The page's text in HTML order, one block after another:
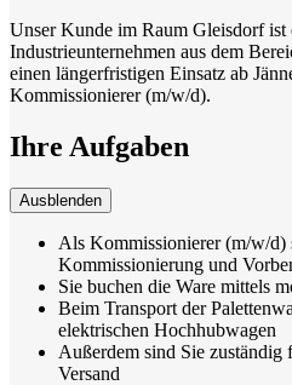
Unser Kunde im Raum Gleisdorf ist
Industrieunternehmen aus dem
einen längerfristigen Einsatz ab
Kommissionierer (m/w/d).
Ihre Aufgaben
Ausblenden
Als Kommissionierer (m/w/d)
Kommissionierung und
Sie buchen die Ware mittels
Beim Transport der
elektrischen Hochhubwagen
Außerdem sind Sie
Versand